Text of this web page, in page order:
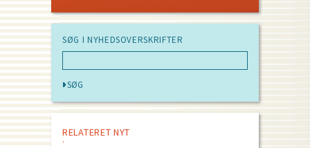
SØG I NYHEDSOVERSKRIFTER
RELATERET NYT